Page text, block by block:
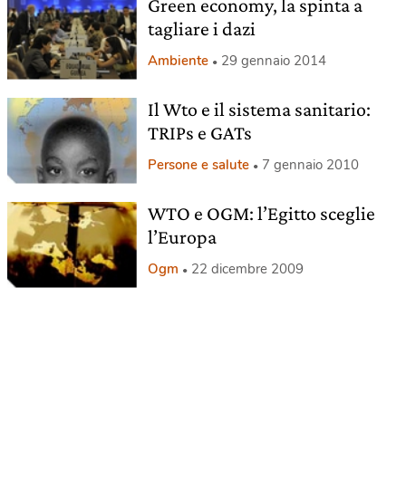
Green economy, la spinta a
tagliare i dazi
Ambiente 29 gennaio 2014
Il Wto e il sistema sanitario:
TRIPs e GATs
Persone e salute 7 gennaio 2010
WTO e OGM: l’Egitto sceglie
l’Europa
Ogm 22 dicembre 2009